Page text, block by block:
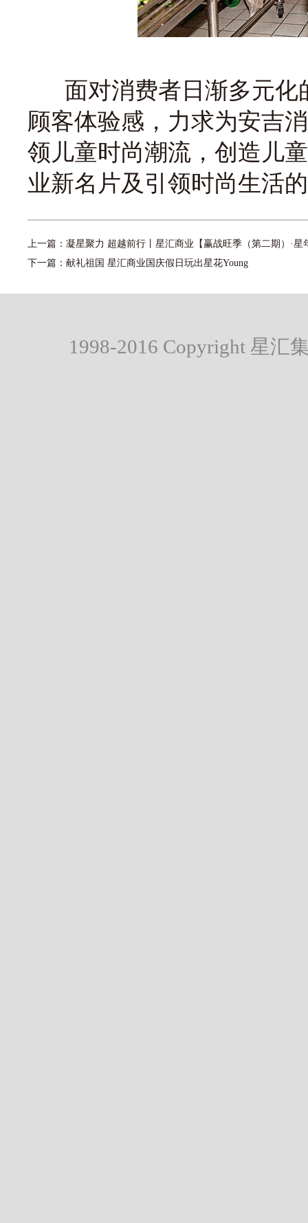
面对消费者日渐多元化
顾客体验感，力求为安吉
领儿童时尚潮流，创造儿
业新名片及引领时尚生活
上一篇： 凝星聚力 超越前行丨星汇商业【赢战旺季（第二期）·星
下一篇： 献礼祖国 星汇商业国庆假日玩出星花Young
1998-2016 Copyright 星汇